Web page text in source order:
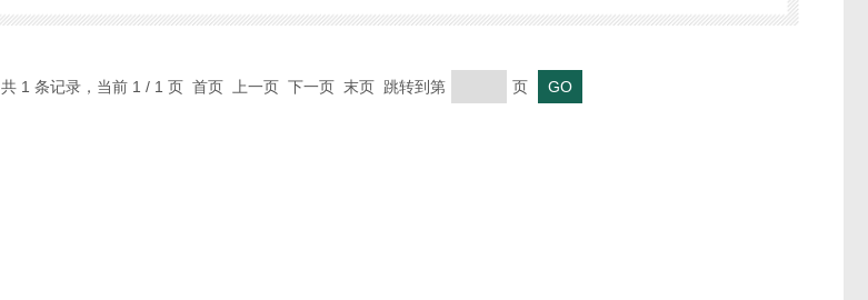
共 1 条记录，当前 1 / 1 页 首页 上一页 下一页 末页 跳转到第 页